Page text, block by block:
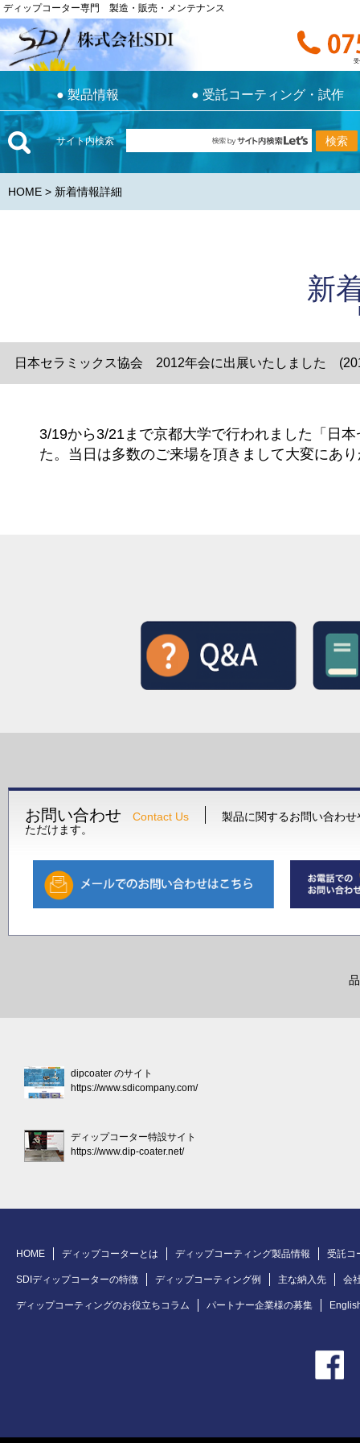
ディップコーター専門 製造・販売・メンテナンス
受
●製品情報 ● 受託コーティング・試作
ディップコーター専門 製造・販売・メンテナンス
受付時間
●製品情報 受託コーティング・試作
サイト内検索
HOME> 新着情報詳細
新
日本セラミックス協会 2012年会に出展いたしました
3/19から3/21まで京都大学で行われました「日
た。当日は多数のご来場を頂きまして大変にあ
お問い合わせ Contact Us
製品に関するお問い合わ
ただけます。
dipcoater のサイト
https://www.sdicompany.com/
ディップコーター特設サイト
https://www.dip-coater.net/
HOME ディップコーターとは ディップコーティング製品情報 受託コ
SDIディップコーターの特徴 ディップコーティング例 主な納入先 会
ディップコーティングのお役立ちコラム パートナー企業様の募集